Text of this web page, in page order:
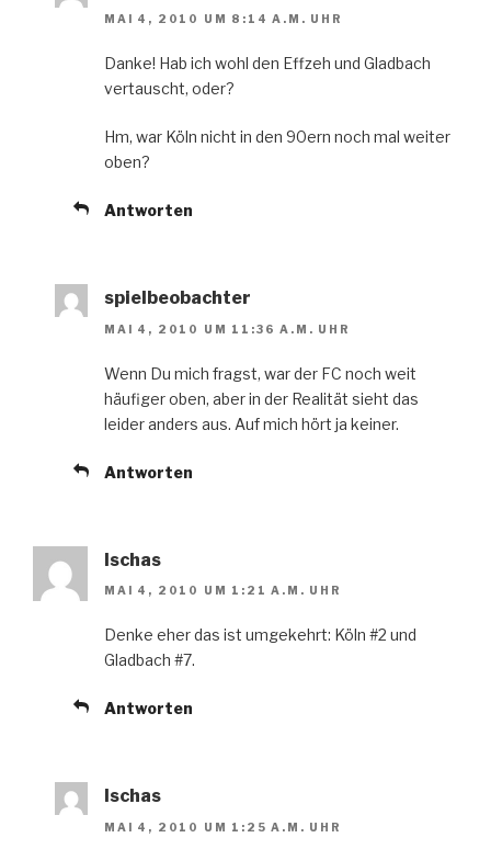
MAI 4, 2010 UM 8:14 A.M. UHR
Danke! Hab ich wohl den Effzeh und Gladbach
vertauscht, oder?
Hm, war Köln nicht in den 90ern noch mal weiter
oben?
Antworten
spielbeobachter
MAI 4, 2010 UM 11:36 A.M. UHR
Wenn Du mich fragst, war der FC noch weit
häufiger oben, aber in der Realität sieht das
leider anders aus. Auf mich hört ja keiner.
Antworten
Ischas
MAI 4, 2010 UM 1:21 A.M. UHR
Denke eher das ist umgekehrt: Köln #2 und
Gladbach #7.
Antworten
Ischas
MAI 4, 2010 UM 1:25 A.M. UHR